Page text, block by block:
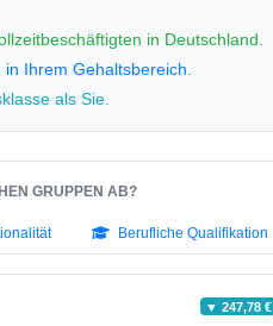
in Deutschland.
Ihrem Gehaltsbereich.
als Sie.
GRUPPEN AB?
Berufliche Qualifikation
▼ 247,78 €